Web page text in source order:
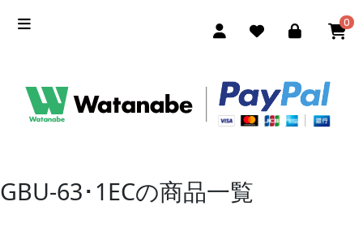
0
GBU-63･1ECの商品一覧